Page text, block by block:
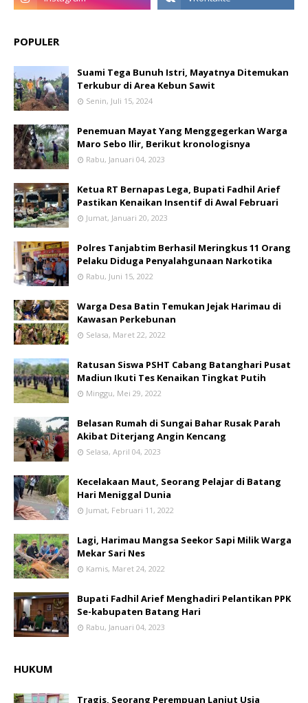
POPULER
Suami Tega Bunuh Istri, Mayatnya Ditemukan
Terkubur di Area Kebun Sawit
Senin, Juli 15, 2024
Penemuan Mayat Yang Menggegerkan Warga
Maro Sebo Ilir, Berikut kronologisnya
Rabu, Januari 04, 2023
Ketua RT Bernapas Lega, Bupati Fadhil Arief
Pastikan Kenaikan Insentif di Awal Februari
Jumat, Januari 20, 2023
Polres Tanjabtim Berhasil Meringkus 11 Orang
Pelaku Diduga Penyalahgunaan Narkotika
Rabu, Juni 15, 2022
Warga Desa Batin Temukan Jejak Harimau di
Kawasan Perkebunan
Selasa, Maret 22, 2022
Ratusan Siswa PSHT Cabang Batanghari Pusat
Madiun Ikuti Tes Kenaikan Tingkat Putih
Minggu, Mei 29, 2022
Belasan Rumah di Sungai Bahar Rusak Parah
Akibat Diterjang Angin Kencang
Selasa, April 04, 2023
Kecelakaan Maut, Seorang Pelajar di Batang
Hari Meniggal Dunia
Jumat, Februari 11, 2022
Lagi, Harimau Mangsa Seekor Sapi Milik Warga
Mekar Sari Nes
Kamis, Maret 24, 2022
Bupati Fadhil Arief Menghadiri Pelantikan PPK
Se-kabupaten Batang Hari
Rabu, Januari 04, 2023
HUKUM
Tragis, Seorang Perempuan Lanjut Usia